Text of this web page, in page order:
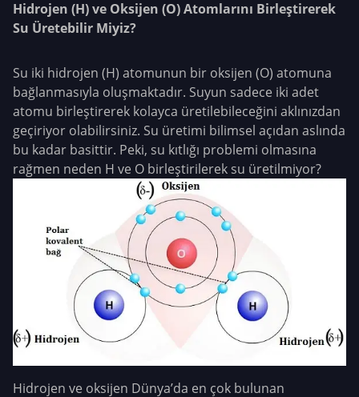
Hidrojen (H) ve Oksijen (O) Atomlarını Birleştirerek
Su Üretebilir Miyiz?
Su iki hidrojen (H) atomunun bir oksijen (O) atomuna
bağlanmasıyla oluşmaktadır. Suyun sadece iki adet
atomu birleştirerek kolayca üretilebileceğini aklınızdan
geçiriyor olabilirsiniz. Su üretimi bilimsel açıdan aslında
bu kadar basittir. Peki, su kıtlığı problemi olmasına
rağmen neden H ve O birleştirilerek su üretilmiyor?
Hidrojen ve oksijen Dünya’da en çok bulunan